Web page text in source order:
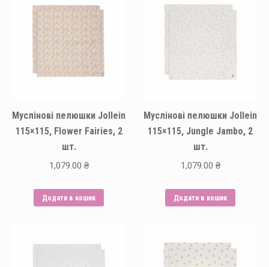
кілька
варіантів.
Параметри
можна
вибрати
товару
Муслінові пелюшки Jollein
115×115, Flower Fairies, 2
шт.
1,079.00 ₴
Додати в кошик
Муслінові пелюшки Jollein
115×115, Jungle Jambo, 2
шт.
1,079.00 ₴
Додати в кошик